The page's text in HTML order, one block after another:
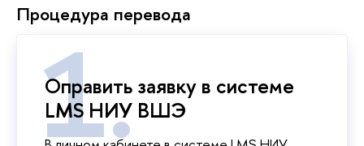
Процедура перевода
Оправить заявку в системе
LMS НИУ ВШЭ